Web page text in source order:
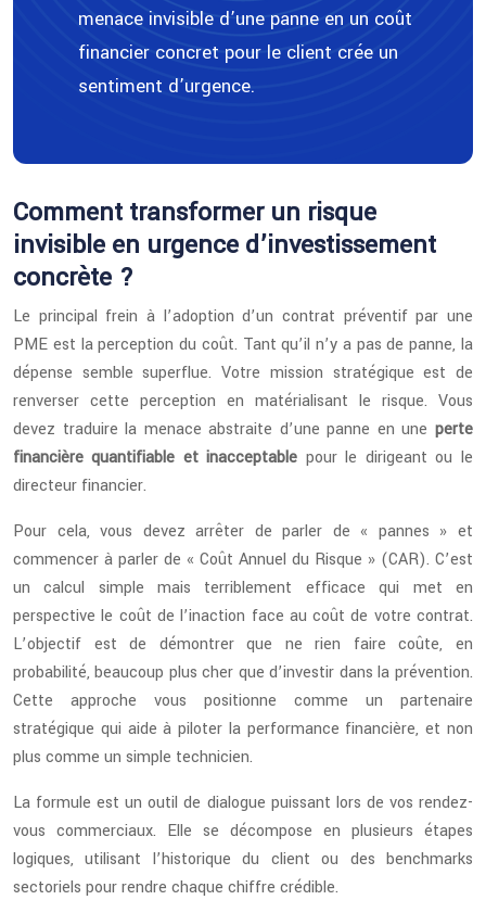
menace invisible d’une panne en un coût
financier concret pour le client crée un
sentiment d’urgence.
Comment transformer un risque
invisible en urgence d’investissement
concrète ?
Le principal frein à l’adoption d’un contrat préventif par une
PME est la perception du coût. Tant qu’il n’y a pas de panne, la
dépense semble superflue. Votre mission stratégique est de
renverser cette perception en matérialisant le risque. Vous
devez traduire la menace abstraite d’une panne en une perte
financière quantifiable et inacceptable pour le dirigeant ou le
directeur financier.
Pour cela, vous devez arrêter de parler de « pannes » et
commencer à parler de « Coût Annuel du Risque » (CAR). C’est
un calcul simple mais terriblement efficace qui met en
perspective le coût de l’inaction face au coût de votre contrat.
L’objectif est de démontrer que ne rien faire coûte, en
probabilité, beaucoup plus cher que d’investir dans la prévention.
Cette approche vous positionne comme un partenaire
stratégique qui aide à piloter la performance financière, et non
plus comme un simple technicien.
La formule est un outil de dialogue puissant lors de vos rendez-
vous commerciaux. Elle se décompose en plusieurs étapes
logiques, utilisant l’historique du client ou des benchmarks
sectoriels pour rendre chaque chiffre crédible.